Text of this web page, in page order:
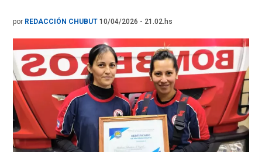
por REDACCIÓN CHUBUT 10/04/2026 - 21.02.hs